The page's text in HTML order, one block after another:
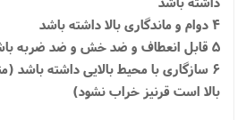
4 دوام و ماندگاری بالا داشته باشد
5 قابل انعطاف و ضد خش و ضد ضربه باشد
6 سازگاری با محیط بالایی داشته باشد
بالا است قرنیز خراب نشود)